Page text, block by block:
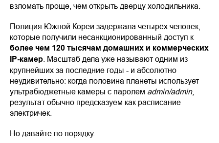
взломать проще, чем открыть дверцу холодильника.
Полиция Южной Кореи задержала четырёх человек,
которые получили несанкционированный доступ к
более чем 120 тысячам домашних и коммерческих
IP-камер . Масштаб дела уже называют одним из
крупнейших за последние годы - и абсолютно
неудивительно: когда половина планеты использует
ультрабюджетные камеры с паролем admin/admin,
результат обычно предсказуем как расписание
электричек.
Но давайте по порядку.